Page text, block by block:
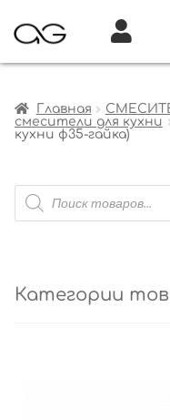
Главная
смесители для кухни
кухни ф35-гайка)
Поиск
товаров
Категории